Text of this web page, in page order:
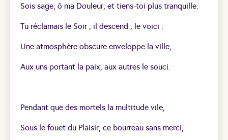
Sois sage, ô ma Douleur, et tiens-toi plus tranquille.
Tu réclamais le Soir ; il descend ; le voici :
Une atmosphère obscure enveloppe la ville,
Aux uns portant la paix, aux autres le souci.
Pendant que des mortels la multitude vile,
Sous le fouet du Plaisir, ce bourreau sans merci,